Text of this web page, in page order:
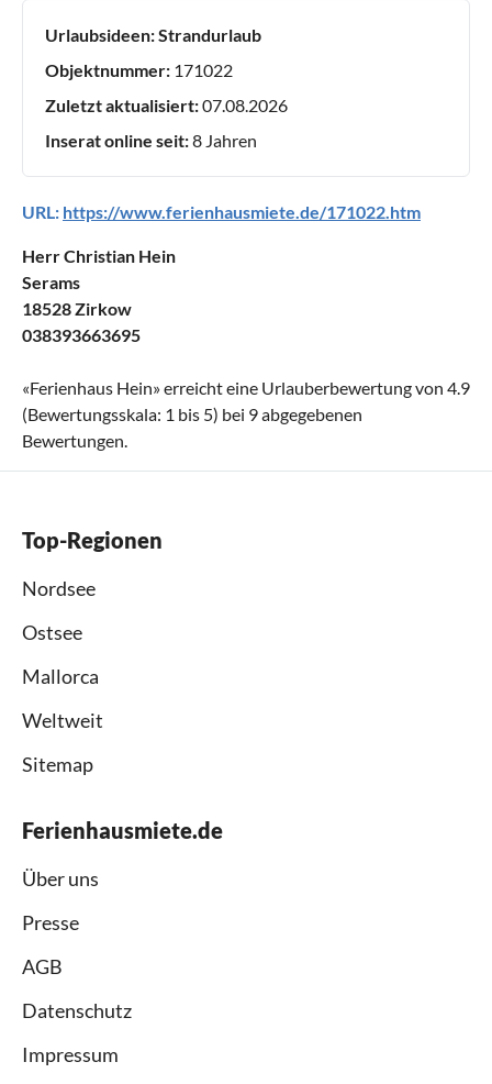
Urlaubsideen:Strandurlaub
Objektnummer: 171022
Zuletzt aktualisiert:07.08.2026
Inserat online seit:8 Jahren
URL: https://www.ferienhausmiete.de/171022.htm
Herr Christian Hein
Serams
18528 Zirkow
038393663695
«Ferienhaus Hein» erreicht eine Urlauberbewertung von 4.9
(Bewertungsskala: 1 bis 5) bei 9abgegebenen
Bewertungen.
Top-Regionen
Nordsee
Ostsee
Mallorca
Weltweit
Sitemap
Ferienhausmiete.de
Über uns
Presse
AGB
Datenschutz
Impressum